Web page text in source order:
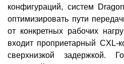
конфигураций, систем
оптимизировать пути
от конкретных рабочих
входит проприетарный CXL-
сверхнизкой задержкой.